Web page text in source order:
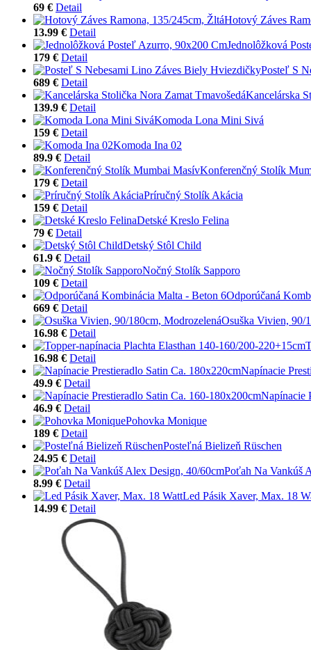
69 € Detail
Hotový Záves
13.99 € Detail
Jednolôžková
179 € Detail
Posteľ S
689 € Detail
Kancelárska
139.9 € Detail
Komoda Lona Mini Sivá
159 € Detail
Komoda Ina 02
89.9 € Detail
Konferenčný Stolík
179 € Detail
Príručný Stolík Akácia
159 € Detail
Detské Kreslo Felina
79 € Detail
Detský Stôl Child
61.9 € Detail
Nočný Stolík Sapporo
109 € Detail
Odporúčaná
669 € Detail
Osuška Vivien, 90/
16.98 € Detail
16.98 € Detail
Napínacie
49.9 € Detail
Napínacie
46.9 € Detail
Pohovka Monique
189 € Detail
Posteľná Bielizeň Rüschen
24.95 € Detail
Poťah Na Vankúš
8.99 € Detail
Led Pásik Xaver, Max. 18
14.99 € Detail